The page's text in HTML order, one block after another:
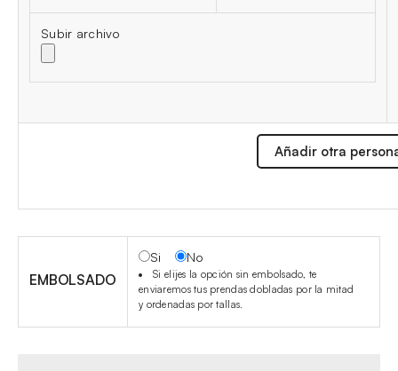
Subir archivo
Añadir otra
EMBOLSADO
Si No
Si elijes la opción sin embolsado, te
enviaremos tus prendas dobladas por la mitad
y ordenadas por tallas.